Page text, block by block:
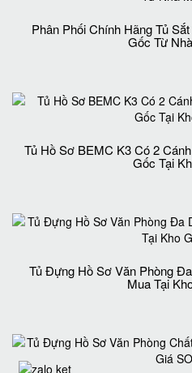
Phân Phối Chính Hãng Tủ
Gốc Từ
Tủ Hồ Sơ BEMC K3 Có 2
Gốc Tại
Tủ Đựng Hồ Sơ Văn Phòng
Mua Tại